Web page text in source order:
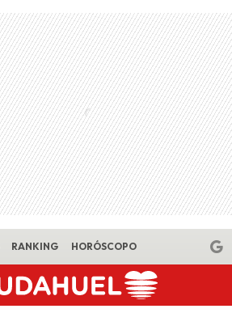
RANKING HORÓSCOPO